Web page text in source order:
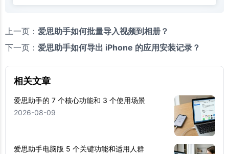
上一页： 爱思助手如何批量导入视频到相册？
下一页： 爱思助手如何导出 iPhone 的应用安装记录？
相关文章
爱思助手的 7 个核心功能和 3 个使用场景
2026-08-09
爱思助手电脑版 5 个关键功能和适用人群